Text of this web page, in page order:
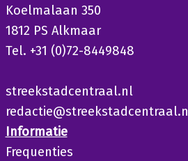
Koelmalaan 350
1812 PS Alkmaar
Tel. +31 (0)72-8449848
streekstadcentraal.nl
Informatie
Frequenties